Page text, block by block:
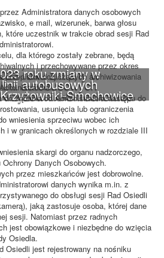
roku zmiany w
autobusowych
Smochowice
Administratora danych osobowych
e mail, wizerunek, barwa głosu
które uczestnik w trakcie obrad sesji Rad
dla którego zostały zebrane, będą
i przechowywane przez okres
przepisów dotyczących archiwizowania
żądania od Administratora dostępu do
usunięcia lub ograniczenia
wniesienia sprzeciwu wobec ich
i w granicach określonych w rozdziale III
skargi do organu nadzorczego,
Danych Osobowych.
przez mieszkańców jest dobrowolne.
danych wynika m.in. z
do obsługi sesji Rad Osiedli
jaką zastosuje osoba, której dane
sesji. Natomiast przez radnych
jest obowiązkowe i niezbędne do wzięcia
Osiedla.
Osiedli jest rejestrowany na nośniku